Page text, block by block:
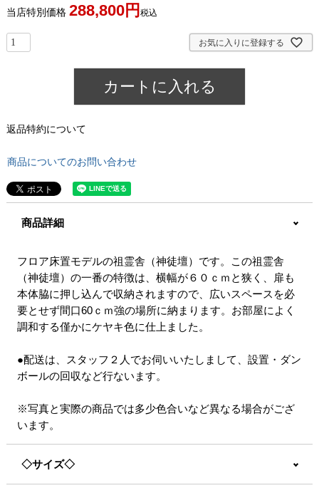
当店特別価格 288,800 税込
お気に入りに登録する
カートに入れる
返品特約について
商品についてのお問い合わせ
商品詳細
フロア床置モデルの祖霊舎（神徒壇）です。この祖霊舎
（神徒壇）の一番の特徴は、横幅が６０ｃｍと狭く、扉も
本体脇に押し込んで収納されますので、広いスペースを必
要とせず間口60ｃｍ強の場所に納まります。お部屋によく
調和する僅かにケヤキ色に仕上ました。
●配送は、スタッフ２人でお伺いいたしまして、設置・ダン
ボールの回収など行ないます。
※写真と実際の商品では多少色合いなど異なる場合がござ
います。
◇サイズ◇